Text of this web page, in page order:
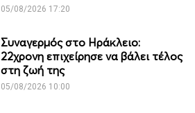
05/08/2026 17:20
Συναγερμός στο Ηράκλειο:
22χρονη επιχείρησε να βάλει τέλος
στη ζωή της
05/08/2026 10:00